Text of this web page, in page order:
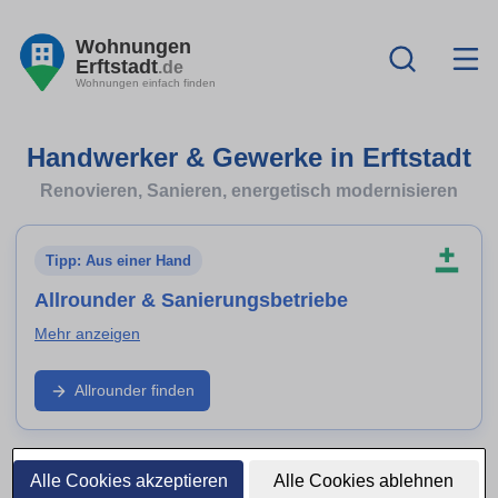
Alle Cookies akzeptieren Alle Cookies ablehnen
Wohnungen
Erftstadt.de
Wohnungen einfach finden
Handwerker & Gewerke in Erftstadt
Renovieren, Sanieren, energetisch modernisieren
Tipp: Aus einer Hand
Allrounder & Sanierungsbetriebe
Mehr anzeigen
Wenn du mehrere Gewerke aus einer Hand suchst: Finde
Sanierungsbetriebe und Generalunternehmer in Erftstadt –
ideal für Komplettsanierung, Ausbau, energetische
Allrounder finden
Gewerk